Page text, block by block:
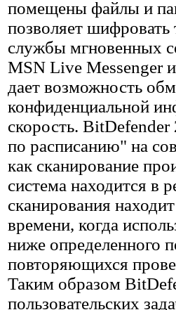
помещены файлы и
позволяет
службы мгновенных
MSN Live Messenger
дает возможность
конфиденциальной
скорость.
по расписанию" на
как сканирование
система находится в
сканирования
времени, когда
ниже определенного
повторяющихся
Таким образом
пользовательских